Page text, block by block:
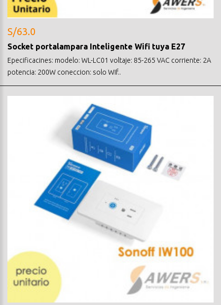
S/63.0
Socket portalampara Inteligente Wifi tuya E27
Epecificacines: modelo: WL-LC01 voltaje: 85-265 VAC corriente: 2A
potencia: 200W coneccion: solo WIf..